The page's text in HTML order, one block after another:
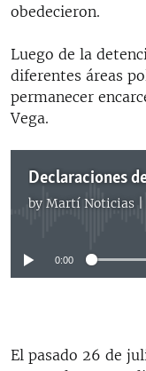
obedecieron.
Luego de la
diferentes áreas
permanecer
Vega.
Declaraciones
by Martí Noticias |
No
0:00
El pasado 26 de